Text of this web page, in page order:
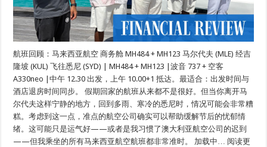
航班回顾：马来西亚航空 商务舱 MH484 + MH123 马尔代夫 (MLE) 经吉
隆坡 (KUL) 飞往悉尼 (SYD) | MH484 + MH123 |波音 737 + 空客
A330neo |中午 12.30 出发，上午 10.00+1 抵达。最适合：出发时间与
酒店退房时间同步。 假期回家的航班从来都不是很好。但当你离开马
尔代夫这样宁静的地方，回到多雨、寒冷的悉尼时，情况可能会非常糟
糕。考虑到这一点，准点的航空公司确实可以帮助缓解节后的忧郁情
绪。这可能只是运气好——或者是我习惯了澳大利亚航空公司的迟到
——但我乘坐的所有马来西亚航空航班都非常准时。 加载中… 阅读更